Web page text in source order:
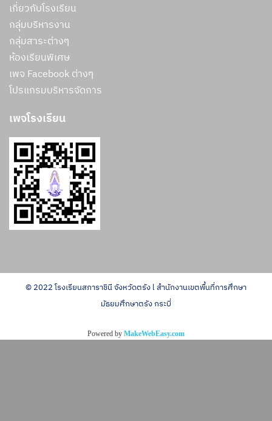
เกี่ยวกับโรงเรียน
กลุ่มบริหารงาน
กลุ่มสาระต่างๆ
ห้องเรียนพิเศษ
เพจ Facebook ต่างๆ
โปรแกรมบริหารจัดการ
เพจโรงเรียน
© 2022 โรงเรียนสภาราชินี จังหวัดตรัง l สำนักงานเขตพื้นที่การศึกษา
มัธยมศึกษาตรัง กระบี่
Powered by MakeWebEasy.com